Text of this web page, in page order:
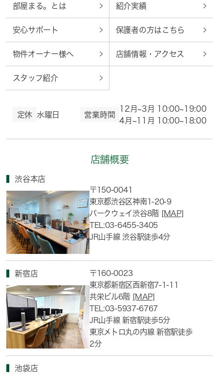
部屋まる。とは 紹介実績
安心サポート 保護者の方はこちら
物件オーナー様へ 店舗情報・アクセス
スタッフ紹介
定休 水曜日 営業時間
12月~3月 10:00~19:00
4月~11月 10:00~18:00
店舗概要
渋谷本店
〒150-0041
東京都渋谷区神南1-20-9
パークウェイ渋谷8階 [MAP]
TEL:03-6455-3405
JR山手線 渋谷駅徒歩4分
新宿店
〒160-0023
東京都新宿区西新宿7-1-11
共栄ビル6階 [MAP]
TEL:03-5937-6767
JR山手線 新宿駅徒歩5分
東京メトロ丸の内線 新宿駅徒歩
2分
池袋店